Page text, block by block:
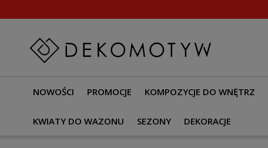
NOWOŚCI PROMOCJE KOMPOZYCJE DO WNĘTRZ
KWIATY DO WAZONU SEZONY DEKORACJE